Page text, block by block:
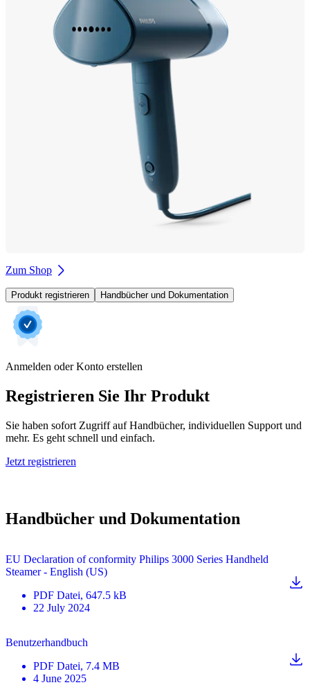
Zum Shop
Produkt registrieren Handbücher und Dokumentation
Anmelden oder Konto erstellen
Registrieren Sie Ihr Produkt
Sie haben sofort Zugriff auf Handbücher, individuellen Support und
mehr. Es geht schnell und einfach.
Jetzt registrieren
Handbücher und Dokumentation
EU Declaration of conformity Philips 3000 Series Handheld
Steamer - English (US)
PDF Datei, 647.5 kB
22 July 2024
Benutzerhandbuch
PDF Datei, 7.4 MB
4 June 2025